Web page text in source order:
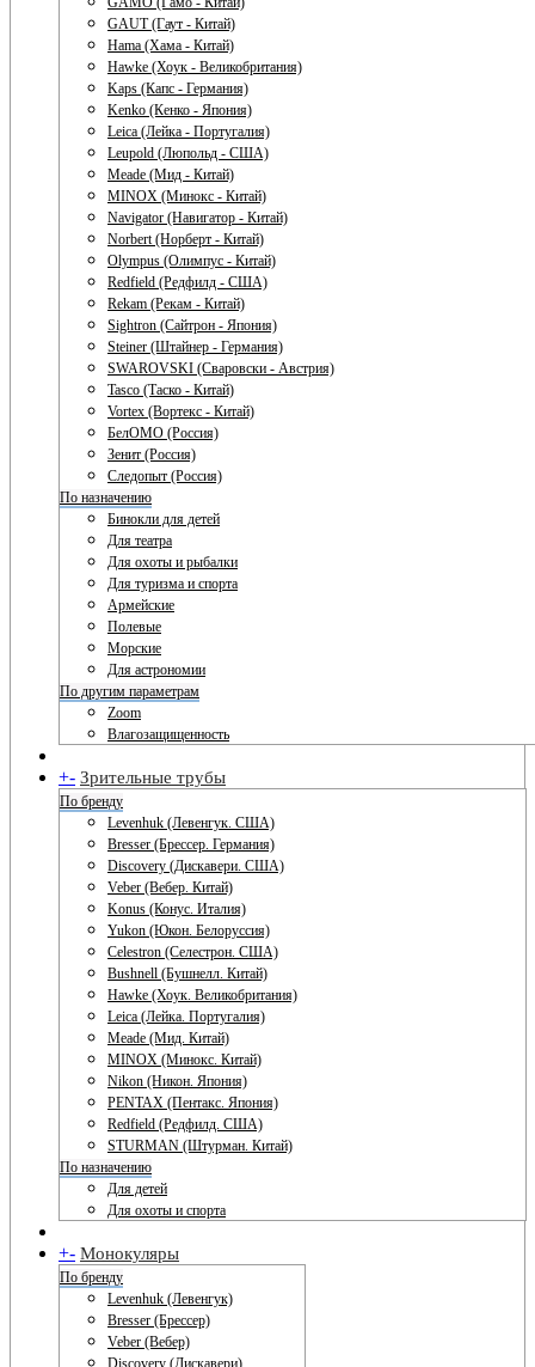
GAUT (Гаут - Китай)
Hama (Хама - Китай)
Hawke (Хоук - Великобритания)
Kaps (Капс - Германия)
Kenko (Кенко - Япония)
Leica (Лейка - Португалия)
Leupold (Люпольд - США)
Meade (Мид - Китай)
MINOX (Минокс - Китай)
Navigator (Навигатор - Китай)
Norbert (Норберт - Китай)
Olympus (Олимпус - Китай)
Redfield (Редфилд - США)
Rekam (Рекам - Китай)
Sightron (Сайтрон - Япония)
Steiner (Штайнер - Германия)
SWAROVSKI (Сваровски - Австрия)
Tasco (Таско - Китай)
Vortex (Вортекс - Китай)
БелОМО (Россия)
Зенит (Россия)
Следопыт (Россия)
По назначению
Бинокли для детей
Для театра
Для охоты и рыбалки
Для туризма и спорта
Армейские
Полевые
Морские
Для астрономии
По другим параметрам
Zoom
Влагозащищенность
+- Зрительные трубы
По бренду
Levenhuk (Левенгук. США)
Bresser (Брессер. Германия)
Discovery (Дискавери. США)
Veber (Вебер. Китай)
Konus (Конус. Италия)
Yukon (Юкон. Белоруссия)
Celestron (Селестрон. США)
Bushnell (Бушнелл. Китай)
Hawke (Хоук. Великобритания)
Leica (Лейка. Португалия)
Meade (Мид. Китай)
MINOX (Минокс. Китай)
Nikon (Никон. Япония)
PENTAX (Пентакс. Япония)
Redfield (Редфилд. США)
STURMAN (Штурман. Китай)
По назначению
Для детей
Для охоты и спорта
+- Монокуляры
По бренду
Levenhuk (Левенгук)
Bresser (Брессер)
Veber (Вебер)
Discovery (Дискавери)